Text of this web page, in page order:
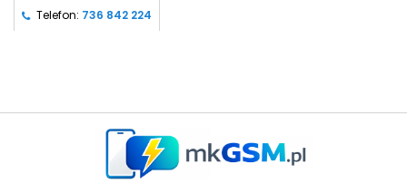
Telefon: 736 842 224